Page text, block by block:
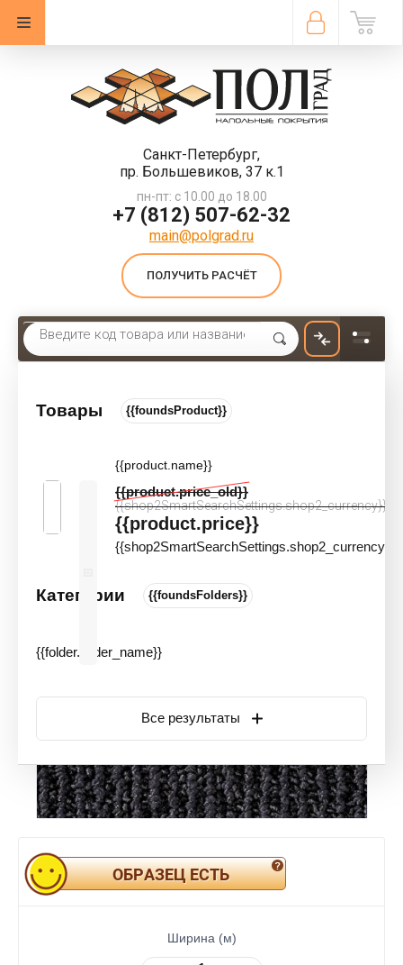
Санкт-Петербург,
пр. Большевиков, 37 к.1
пн-пт: с 10.00 до 18.00
+7 (812) 507-62-32
main@polgrad.ru
ПОЛУЧИТЬ РАСЧЁТ
Товары {{foundsProduct}}
{{product.name}}
{{product.price_old}}
{{shop2SmartSearchSettings.shop2_currency}}
{{product.price}}
{{shop2SmartSearchSettings.shop2_currency}}
Категории {{foundsFolders}}
{{folder.folder_name}}
Все результаты
Ковровая плитка Balsan Origami 980
ОБРАЗЕЦ ЕСТЬ
Ширина (м)